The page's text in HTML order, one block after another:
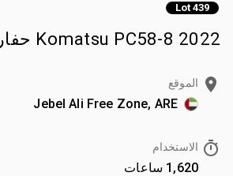
Lot 439
2022 Komatsu PC58-8 حفارة صغيرة
الموقع
Jebel Ali Free Zone, ARE
الاستخدام
1,620 ساعات